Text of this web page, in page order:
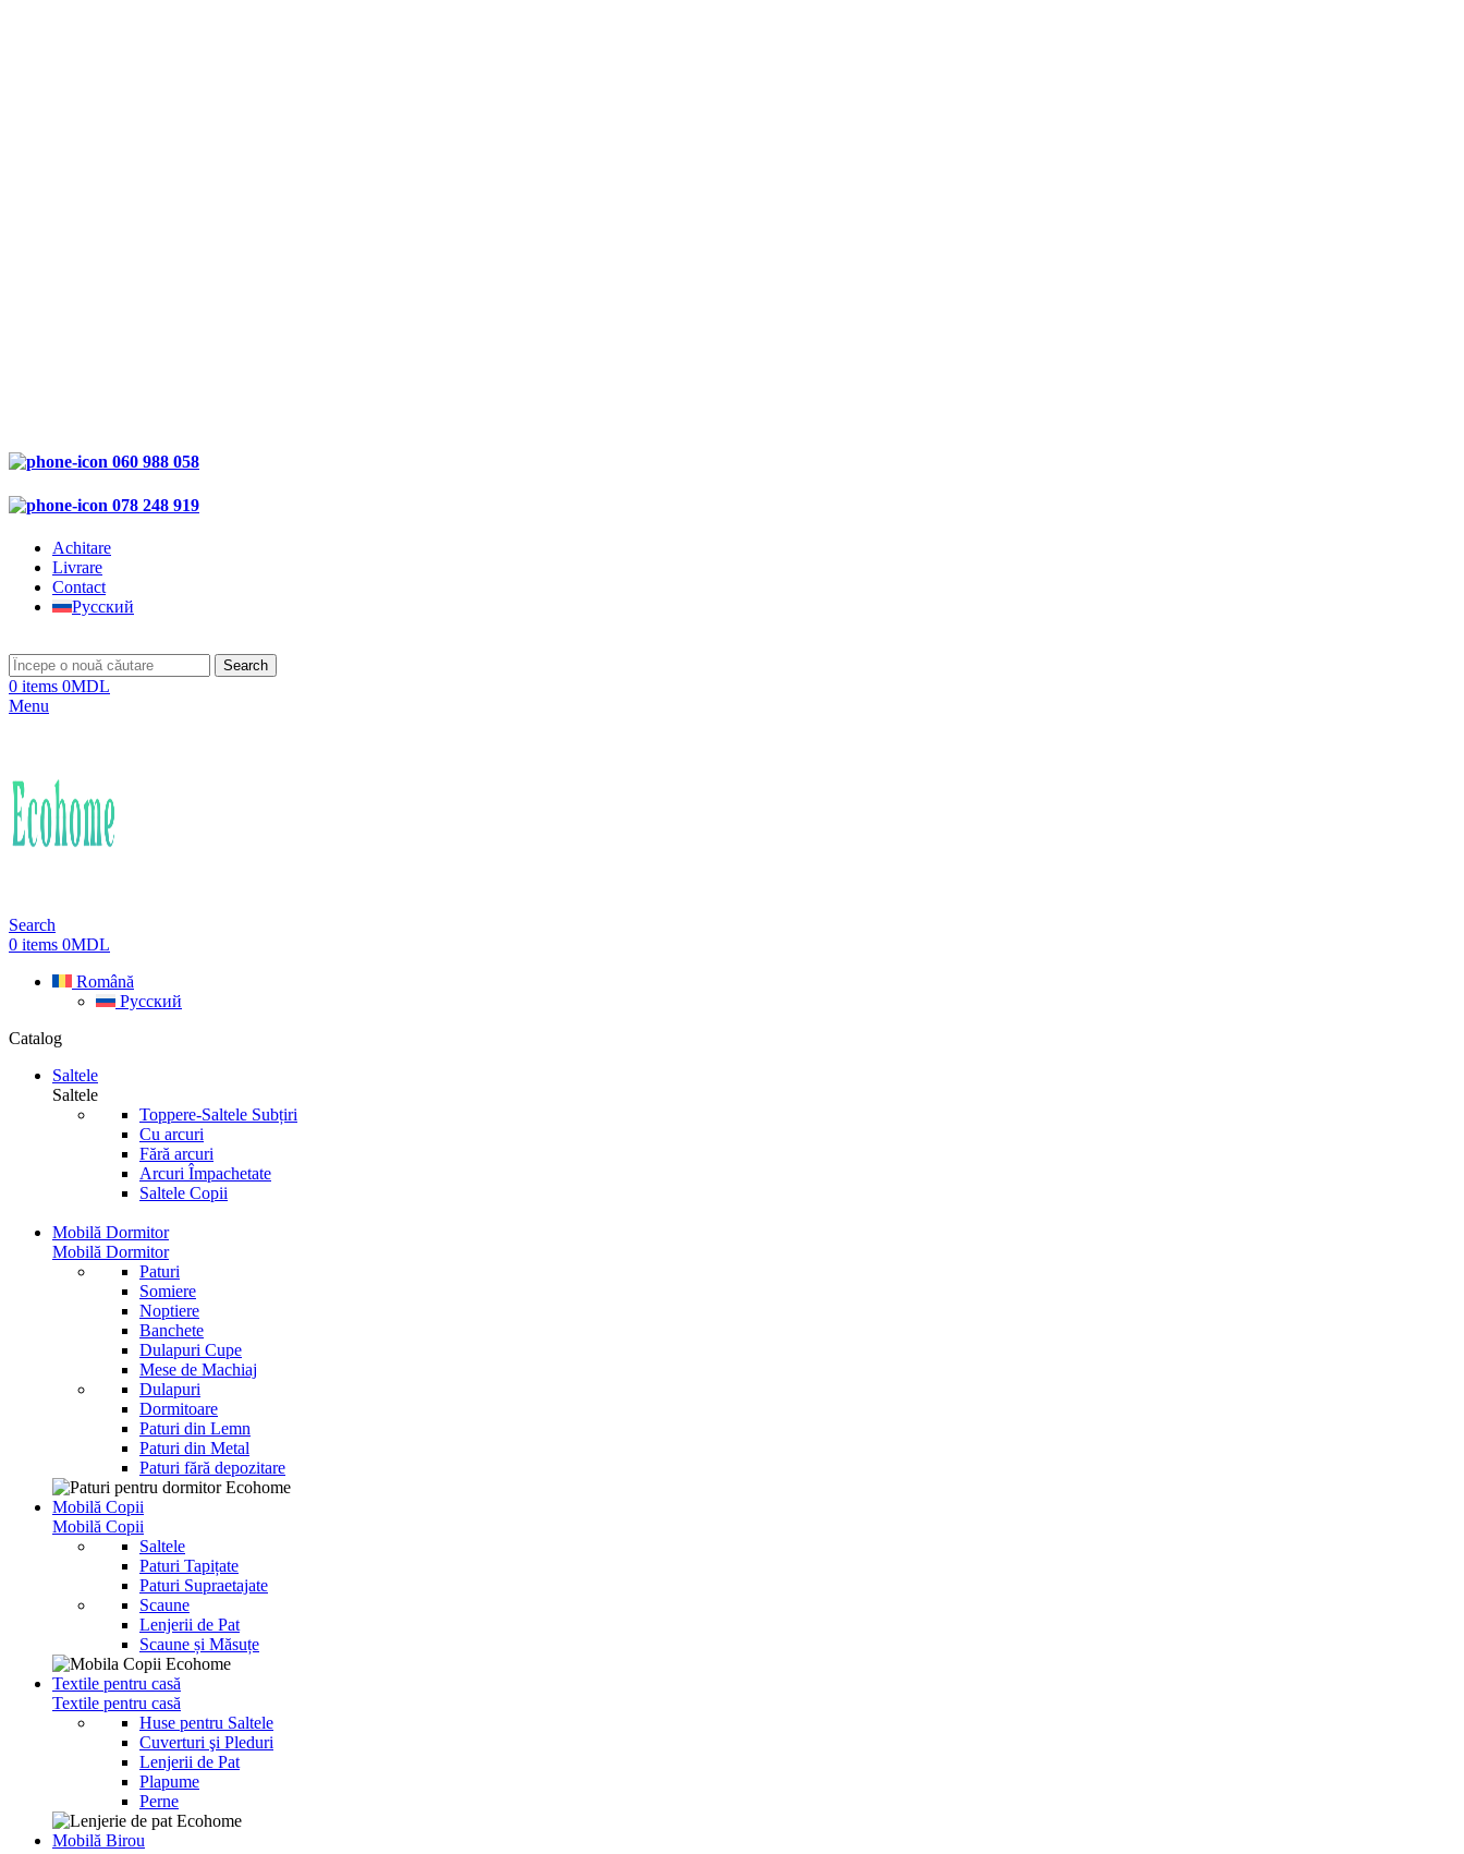
060 988 058
078 248 919
Achitare
Livrare
Contact
Русский
Search
0 items 0MDL
Menu
Search
0 items 0MDL
Română
Русский
Catalog
Saltele
Saltele
Toppere-Saltele Subțiri
Cu arcuri
Fără arcuri
Arcuri Împachetate
Saltele Copii
Mobilă Dormitor
Mobilă Dormitor
Paturi
Somiere
Noptiere
Banchete
Dulapuri Cupe
Mese de Machiaj
Dulapuri
Dormitoare
Paturi din Lemn
Paturi din Metal
Paturi fără depozitare
Mobilă Copii
Mobilă Copii
Saltele
Paturi Tapițate
Paturi Supraetajate
Scaune
Lenjerii de Pat
Scaune și Măsuțe
Textile pentru casă
Textile pentru casă
Huse pentru Saltele
Cuverturi şi Pleduri
Lenjerii de Pat
Plapume
Perne
Mobilă Birou